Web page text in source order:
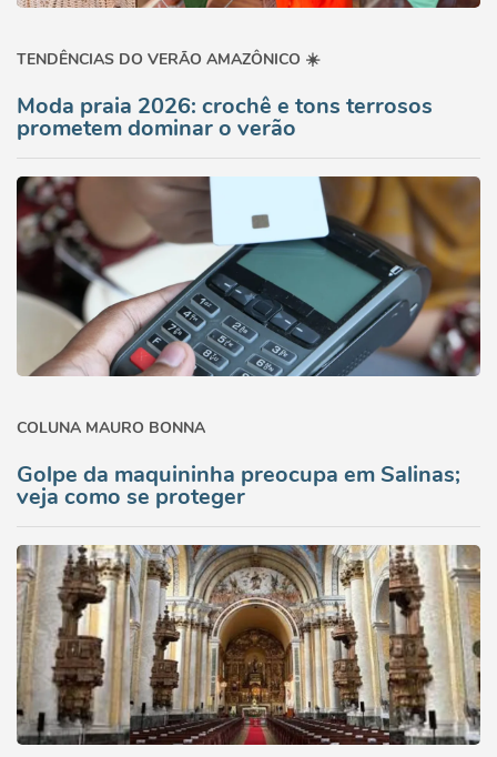
TENDÊNCIAS DO VERÃO AMAZÔNICO ☀️
Moda praia 2026: crochê e tons terrosos
prometem dominar o verão
COLUNA MAURO BONNA
Golpe da maquininha preocupa em Salinas;
veja como se proteger